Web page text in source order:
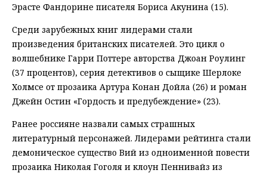
Эрасте Фандорине писателя Бориса Акунина (15).
Среди зарубежных книг лидерами стали
произведения британских писателей. Это цикл о
волшебнике Гарри Поттере авторства Джоан Роулинг
(37 процентов), серия детективов о сыщике Шерлоке
Холмсе от прозаика Артура Конан Дойла (26) и роман
Джейн Остин «Гордость и предубеждение» (23).
Ранее россияне назвали самых страшных
литературный персонажей. Лидерами рейтинга стали
демоническое существо Вий из одноименной повести
прозаика Николая Гоголя и клоун Пеннивайз из